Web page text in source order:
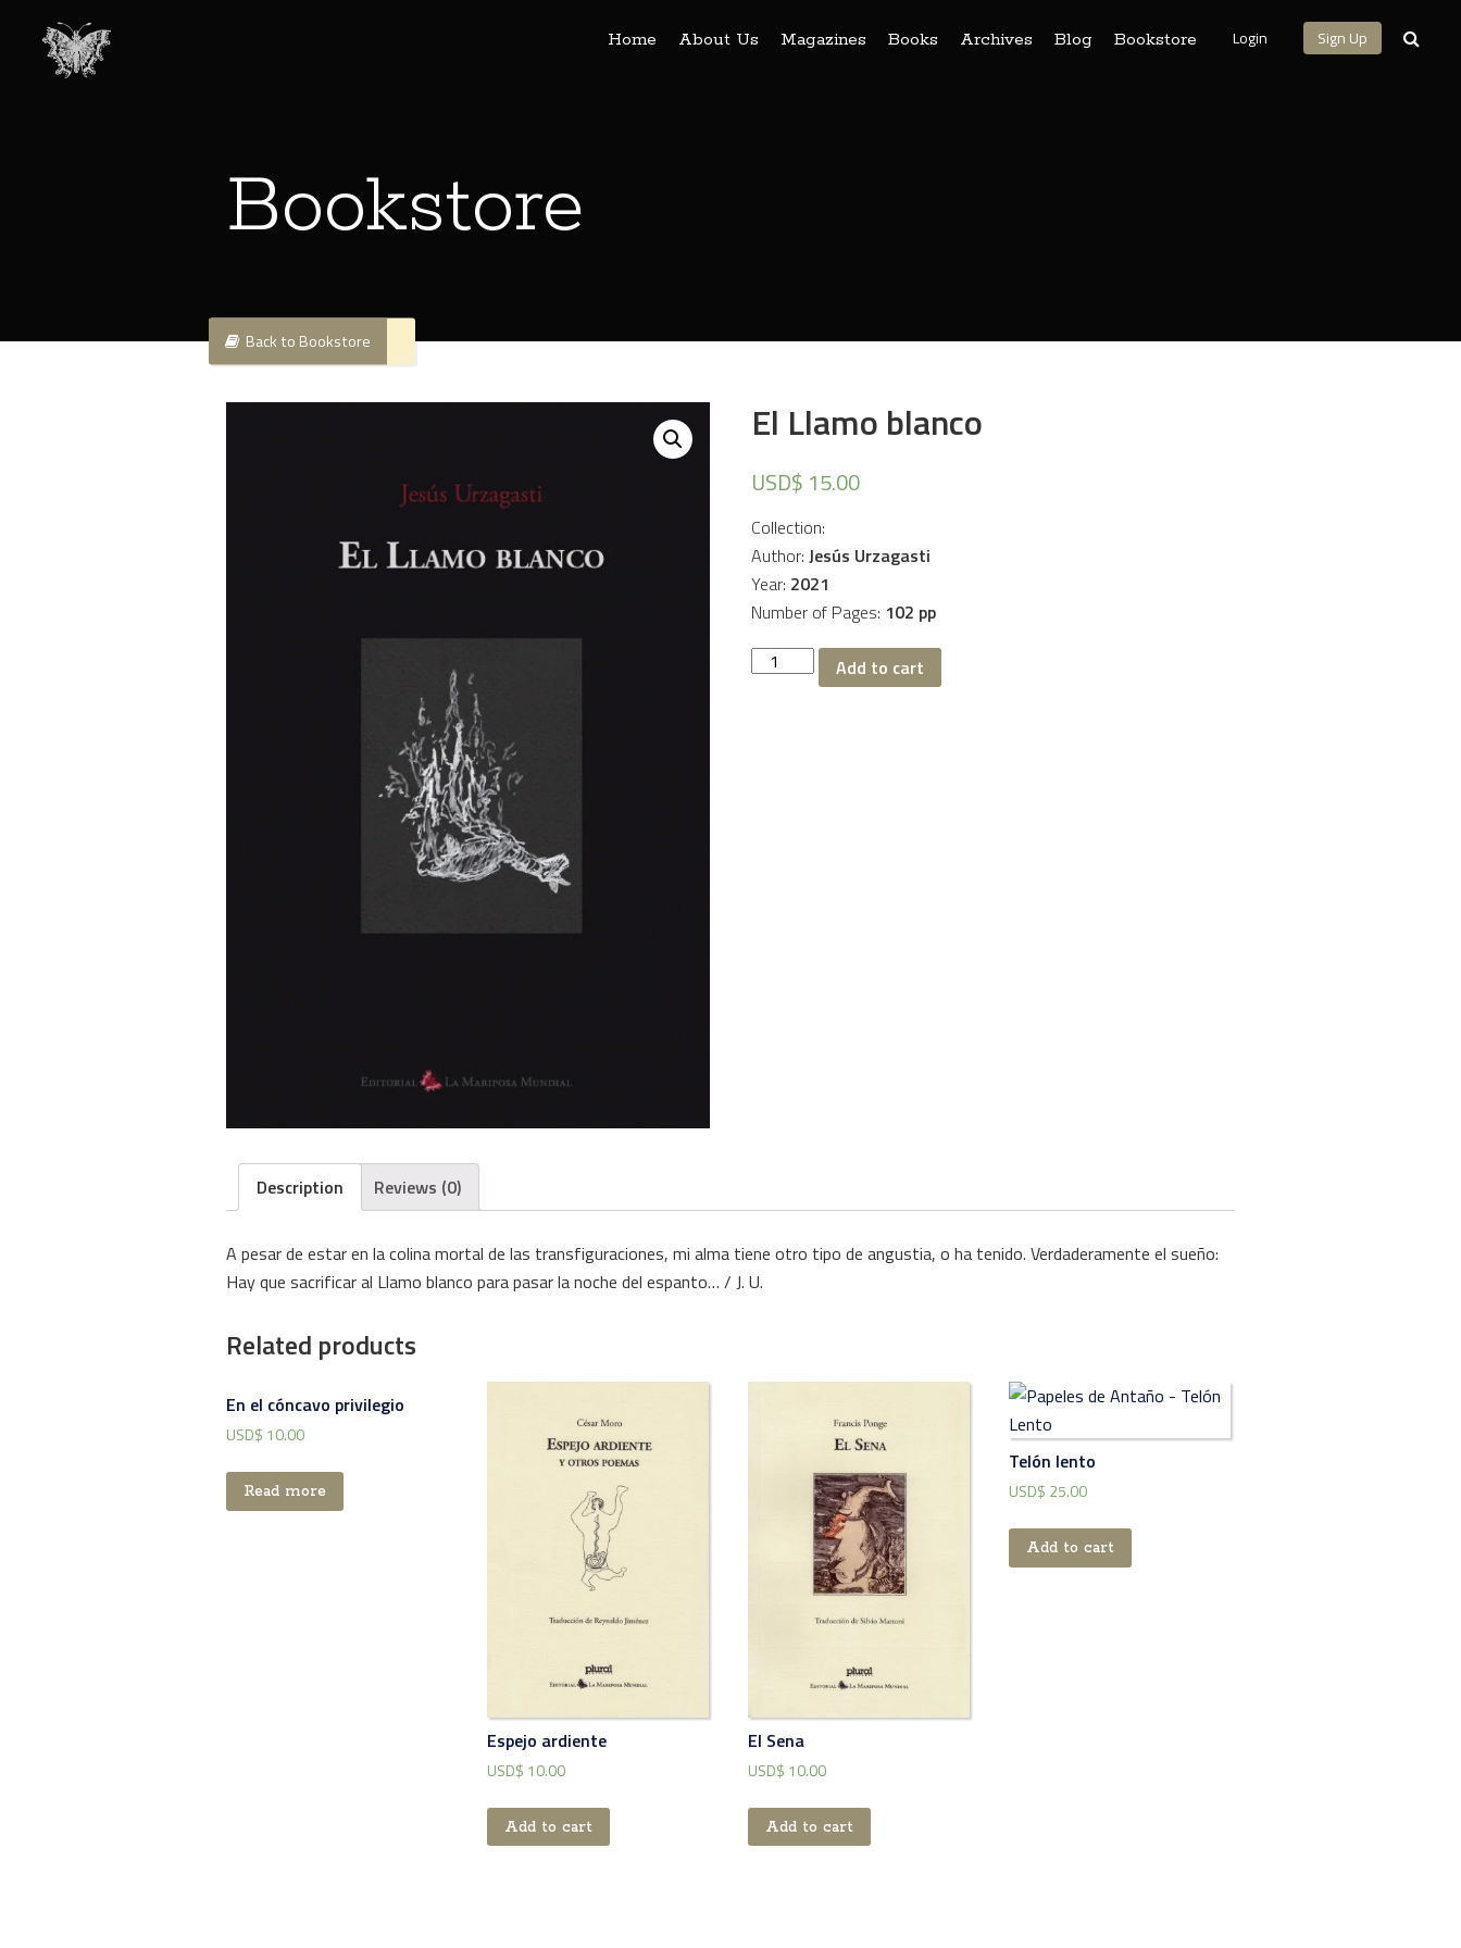
Home About Us Magazines Books Archives Blog Bookstore Login Sign Up
Bookstore
Back to Bookstore
El Llamo blanco
USD$ 15.00
Collection:
Author: Jesús Urzagasti
Year: 2021
Number of Pages: 102 pp
El
Llamo Add to cart
Description Reviews (0)
A pesar de estar en la colina mortal de las transfiguraciones, mi alma tiene otro tipo de angustia, o ha tenido. Verdaderamente el sueño:
Hay que sacrificar al Llamo blanco para pasar la noche del espanto… / J. U.
Related products
En el cóncavo privilegio
USD$ 10.00
Read more
Espejo ardiente
USD$ 10.00
Add to cart
El Sena
USD$ 10.00
Add to cart
Telón lento
USD$ 25.00
Add to cart